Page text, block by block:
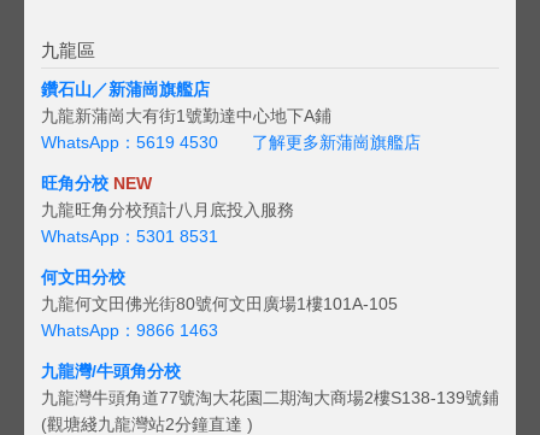
九龍區
鑽石山／新蒲崗旗艦店
九龍新蒲崗大有街1號勤達中心地下A鋪
WhatsApp：5619 4530
了解更多新蒲崗旗艦店
旺角分校 NEW
九龍旺角分校預計八月底投入服務
WhatsApp：5301 8531
何文田分校
九龍何文田佛光街80號何文田廣場1樓101A-105
WhatsApp：9866 1463
九龍灣/牛頭角分校
九龍灣牛頭角道77號淘大花園二期淘大商場2樓S138-139號鋪
(觀塘綫九龍灣站2分鐘直達 )